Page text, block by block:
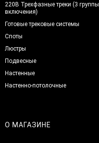
220В Трехфазные треки (3 группы
включения)
Готовые трековые системы
Споты
Люстры
Подвесные
Настенные
Настенно-потолочные
О МАГАЗИНЕ